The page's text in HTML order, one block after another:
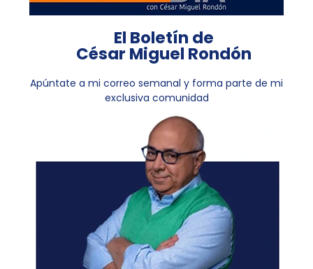
El Boletín de
César Miguel Rondón
Apúntate a mi correo semanal y forma parte de mi
exclusiva comunidad